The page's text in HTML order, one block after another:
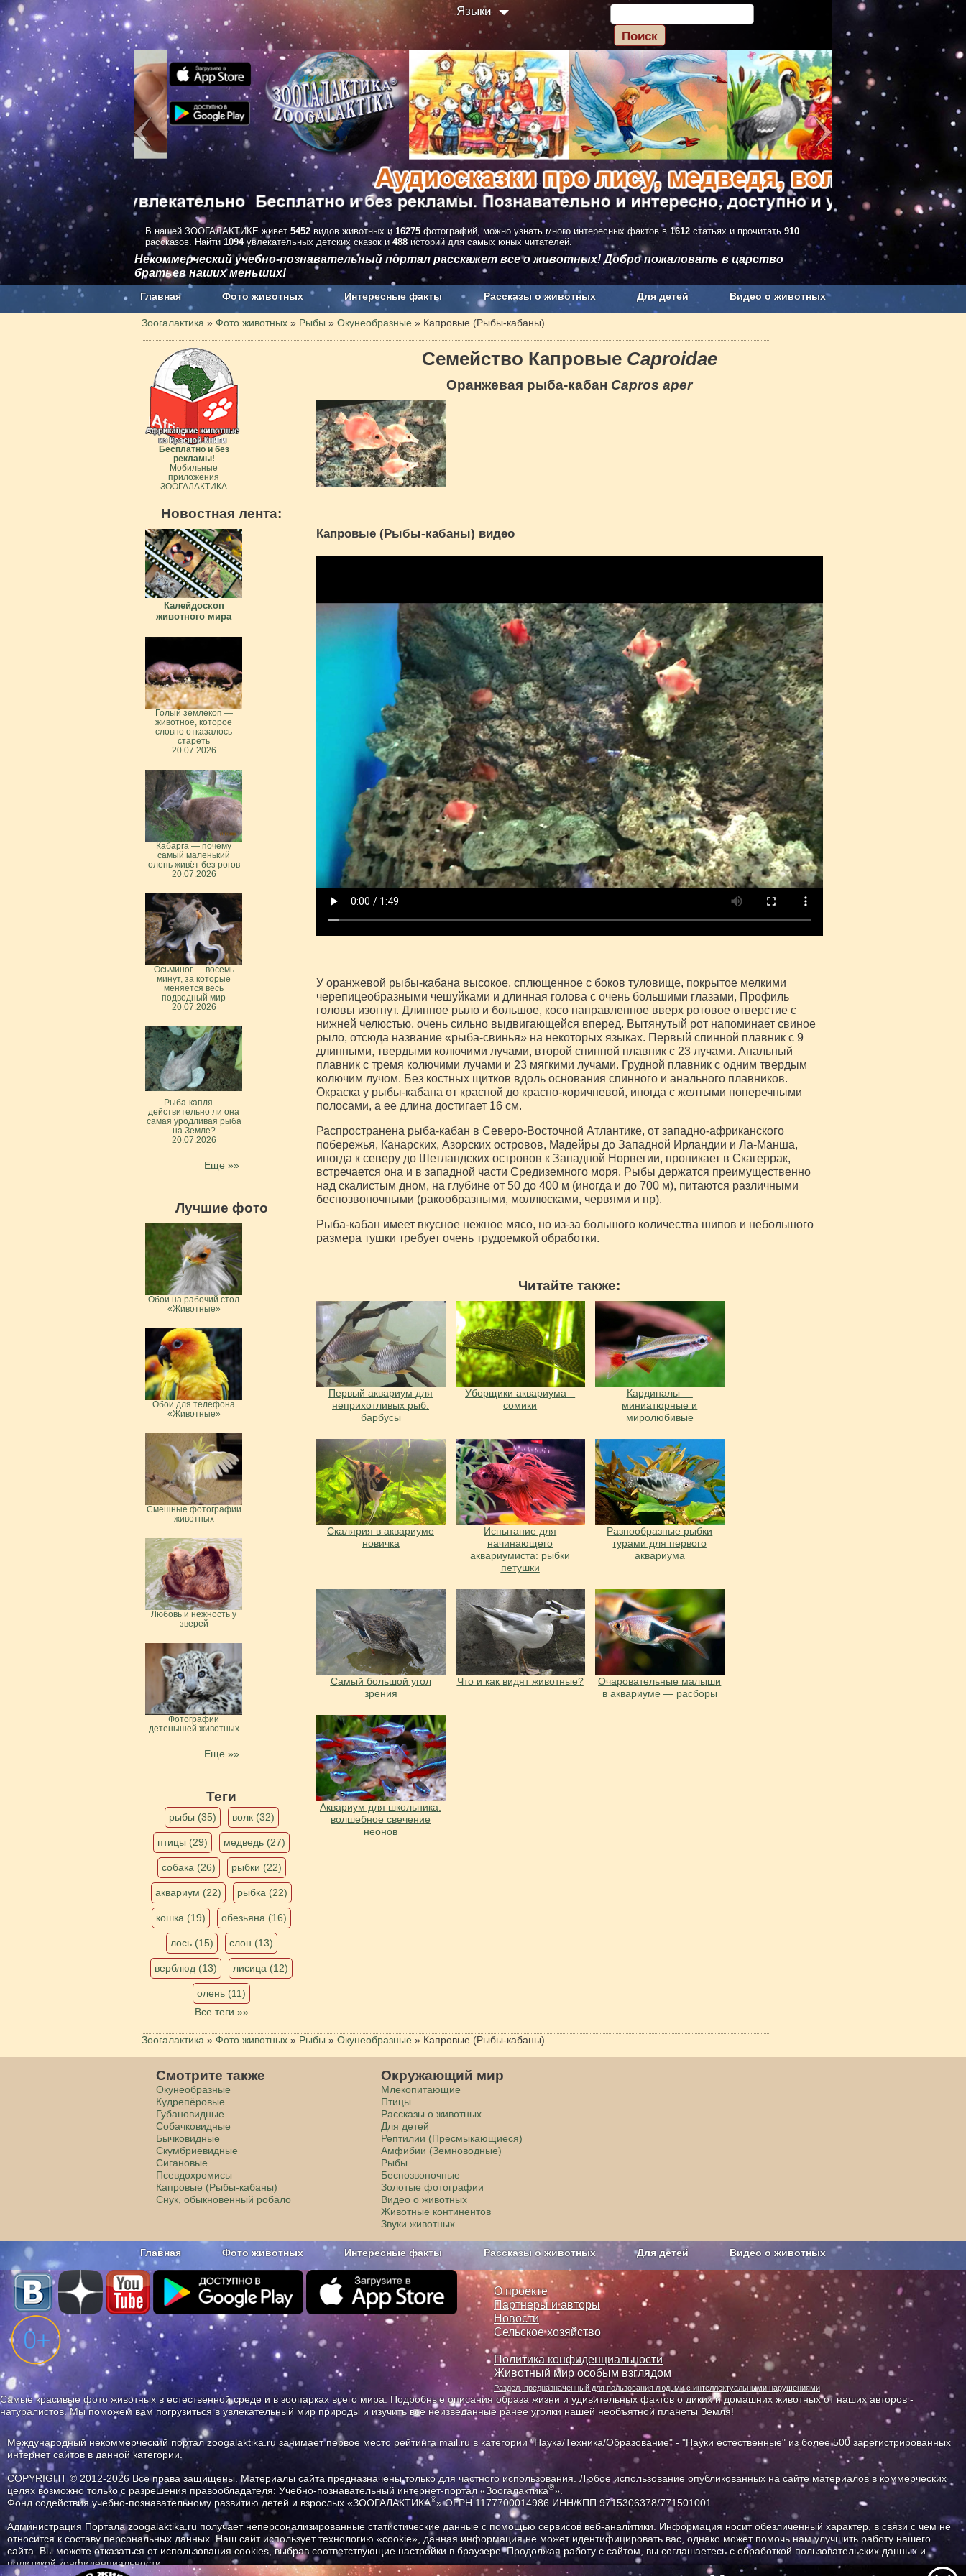
Языки
В нашей ЗООГАЛАКТИКЕ живет 5452 видов животных и 16275 фотографий, можно узнать много интересных фактов в 1612 статьях и прочитать 910
рассказов. Найти 1094увлекательных детских сказок и 488 историй для самых юных читателей.
Некоммерческий учебно-познавательный портал расскажет все о животных! Добро пожаловать в царство
братьев наших меньших!
Главная Фото животных Интересные факты Рассказы о животных Для детей Видео о животных
Наши приложения. Бесплатно и без рекламы О проекте
Зоогалактика » Фото животных » Рыбы » Окунеобразные » Капровые (Рыбы-кабаны)
Семейство Капровые Caproidae
Оранжевая рыба-кабан Capros aper
Капровые (Рыбы-кабаны) видео
У оранжевой рыбы-кабана высокое, сплющенное с боков туловище, покрытое мелкими
черепицеобразными чешуйками и длинная голова с очень большими глазами, Профиль
головы изогнут. Длинное рыло и большое, косо направленное вверх ротовое отверстие с
нижней челюстью, очень сильно выдвигающейся вперед. Вытянутый рот напоминает свиное
рыло, отсюда название «рыба-свинья» на некоторых языках. Первый спинной плавник с 9
длинными, твердыми колючими лучами, второй спинной плавник с 23 лучами. Анальный
плавник с тремя колючими лучами и 23 мягкими лучами. Грудной плавник с одним твердым
колючим лучом. Без костных щитков вдоль основания спинного и анального плавников.
Окраска у рыбы-кабана от красной до красно-коричневой, иногда с желтыми поперечными
полосами, а ее длина достигает 16 см.
Распространена рыба-кабан в Северо-Восточной Атлантике, от западно-африканского
побережья, Канарских, Азорских островов, Мадейры до Западной Ирландии и Ла-Манша,
иногда к северу до Шетландских островов к Западной Норвегии, проникает в Скагеррак,
встречается она и в западной части Средиземного моря. Рыбы держатся преимущественно
над скалистым дном, на глубине от 50 до 400 м (иногда и до 700 м), питаются различными
беспозвоночными (ракообразными, моллюсками, червями и пр).
Рыба-кабан имеет вкусное нежное мясо, но из-за большого количества шипов и небольшого
размера тушки требует очень трудоемкой обработки.
Читайте также:
Первый аквариум для
неприхотливых рыб:
барбусы
Уборщики аквариума –
сомики
Кардиналы —
миниатюрные и
миролюбивые
Скалярия в аквариуме
новичка
Испытание для
начинающего
аквариумиста: рыбки
петушки
Разнообразные рыбки
гурами для первого
аквариума
Cамый большой угол
зрения
Что и как видят животные?
Очаровательные малыши
в аквариуме — расборы
Аквариум для школьника:
волшебное свечение
неонов
Бесплатно и без
рекламы!
Мобильные
приложения
ЗООГАЛАКТИКА
Новостная лента:
Калейдоскоп
животного мира
Голый землекоп —
животное, которое
словно отказалось
стареть
20.07.2026
Кабарга — почему
самый маленький
олень живёт без рогов
20.07.2026
Осьминог — восемь
минут, за которые
меняется весь
подводный мир
20.07.2026
Рыба-капля —
действительно ли она
самая уродливая рыба
на Земле?
20.07.2026
Еще »»
Лучшие фото
Обои на рабочий стол
«Животные»
Обои для телефона
«Животные»
Смешные фотографии
животных
Любовь и нежность у
зверей
Фотографии
детенышей животных
Еще »»
Теги
рыбы (35) волк (32)
птицы (29) медведь (27)
собака (26) рыбки (22)
аквариум (22) рыбка (22)
кошка (19) обезьяна (16)
лось (15) слон (13)
верблюд (13) лисица (12)
олень (11)
Все теги »»
Зоогалактика » Фото животных » Рыбы » Окунеобразные » Капровые (Рыбы-кабаны)
Смотрите также
Окунеобразные
Кудрепёровые
Губановидные
Собачковидные
Бычковидные
Скумбриевидные
Сигановые
Псевдохромисы
Капровые (Рыбы-кабаны)
Снук, обыкновенный робало
Окружающий мир
Млекопитающие
Птицы
Рассказы о животных
Для детей
Рептилии (Пресмыкающиеся)
Амфибии (Земноводные)
Рыбы
Беспозвоночные
Золотые фотографии
Видео о животных
Животные континентов
Звуки животных
Главная Фото животных Интересные факты Рассказы о животных Для детей Видео о животных
Наши приложения. Бесплатно и без рекламы О проекте Сельское хозяйство
О проекте
Партнеры и авторы
Новости
Сельское хозяйство
Политика конфиденциальности
Животный мир особым взглядом
Раздел, предназначенный для пользования людьми с интеллектуальными нарушениями
Самые красивые фото животных в естественной среде и в зоопарках всего мира. Подробные описания образа жизни и удивительных фактов о диких и домашних животных от наших авторов -
натуралистов. Мы поможем вам погрузиться в увлекательный мир природы и изучить все неизведанные ранее уголки нашей необъятной планеты Земля!
Международный некоммерческий портал zoogalaktika.ru занимает первое место рейтинга mail.ru в категории "Наука/Техника/Образование" - "Науки естественные" из более 500 зарегистрированных
интернет сайтов в данной категории.
COPYRIGHT © 2012-2026 Все права защищены. Материалы сайта предназначены только для частного использования. Любое использование опубликованных на сайте материалов в коммерческих
целях возможно только с разрешения правообладателя: Учебно-познавательный интернет-портал «Зоогалактика®».
Фонд содействия учебно-познавательному развитию детей и взрослых «ЗООГАЛАКТИКА®» ОГРН 1177700014986 ИНН/КПП 9715306378/771501001
Администрация Порталаzoogalaktika.ru получает неперсонализированные статистические данные с помощью сервисов веб-аналитики. Информация носит обезличенный характер, в связи с чем не
относится к составу персональных данных. Наш сайт использует технологию «cookie», данная информация не может идентифицировать вас, однако может помочь нам улучшить работу нашего
сайта. Вы можете отказаться от использования cookies, выбрав соответствующие настройки в браузере. Продолжая работу с сайтом, вы соглашаетесь с обработкой пользовательских данных и
политикой конфиденциальности.